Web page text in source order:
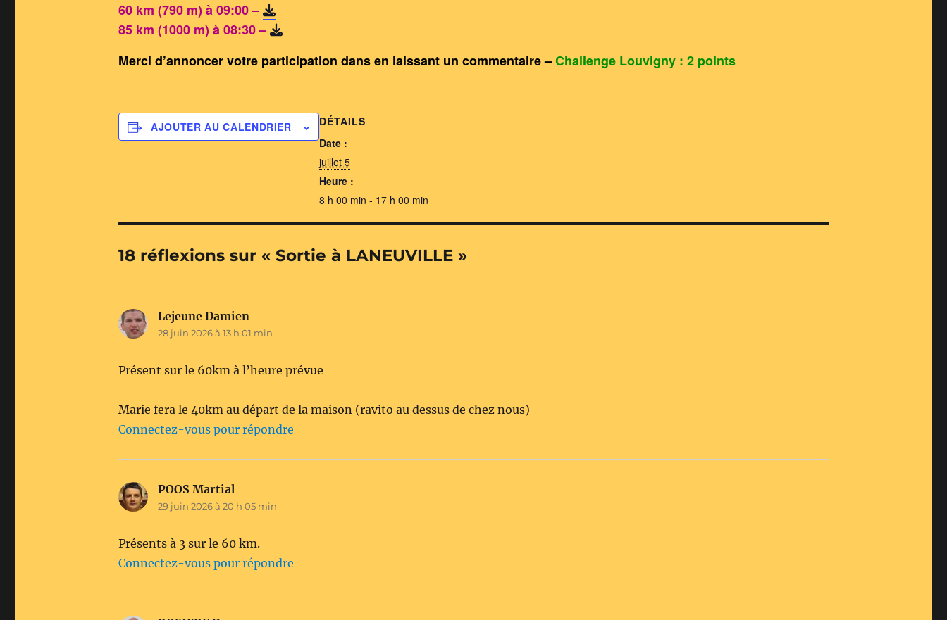
60 km (790 m) à 09:00 –
85 km (1000 m) à 08:30 –
Merci d’annoncer votre participation dans en laissant un commentaire –Challenge Louvigny : 2 points
AJOUTER AU CALENDRIER
DÉTAILS
Date :
juillet 5
Heure :
8 h 00 min - 17 h 00 min
18 réflexions sur « Sortie à LANEUVILLE »
Lejeune Damien
28 juin 2026 à 13 h 01 min
Présent sur le 60km à l’heure prévue
Marie fera le 40km au départ de la maison (ravito au dessus de chez nous)
Connectez-vous pour répondre
POOS Martial
29 juin 2026 à 20 h 05 min
Présents à 3 sur le 60 km.
Connectez-vous pour répondre